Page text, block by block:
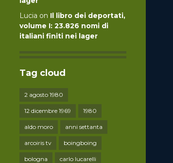
Lucia on Il libro dei deportati,
volume I: 23.826 nomi di
italiani finiti nei lager
Tag cloud
2 agosto 1980
12 dicembre 1969 1980
aldo moro anni settanta
arcoiris tv boingboing
bologna carlo lucarelli